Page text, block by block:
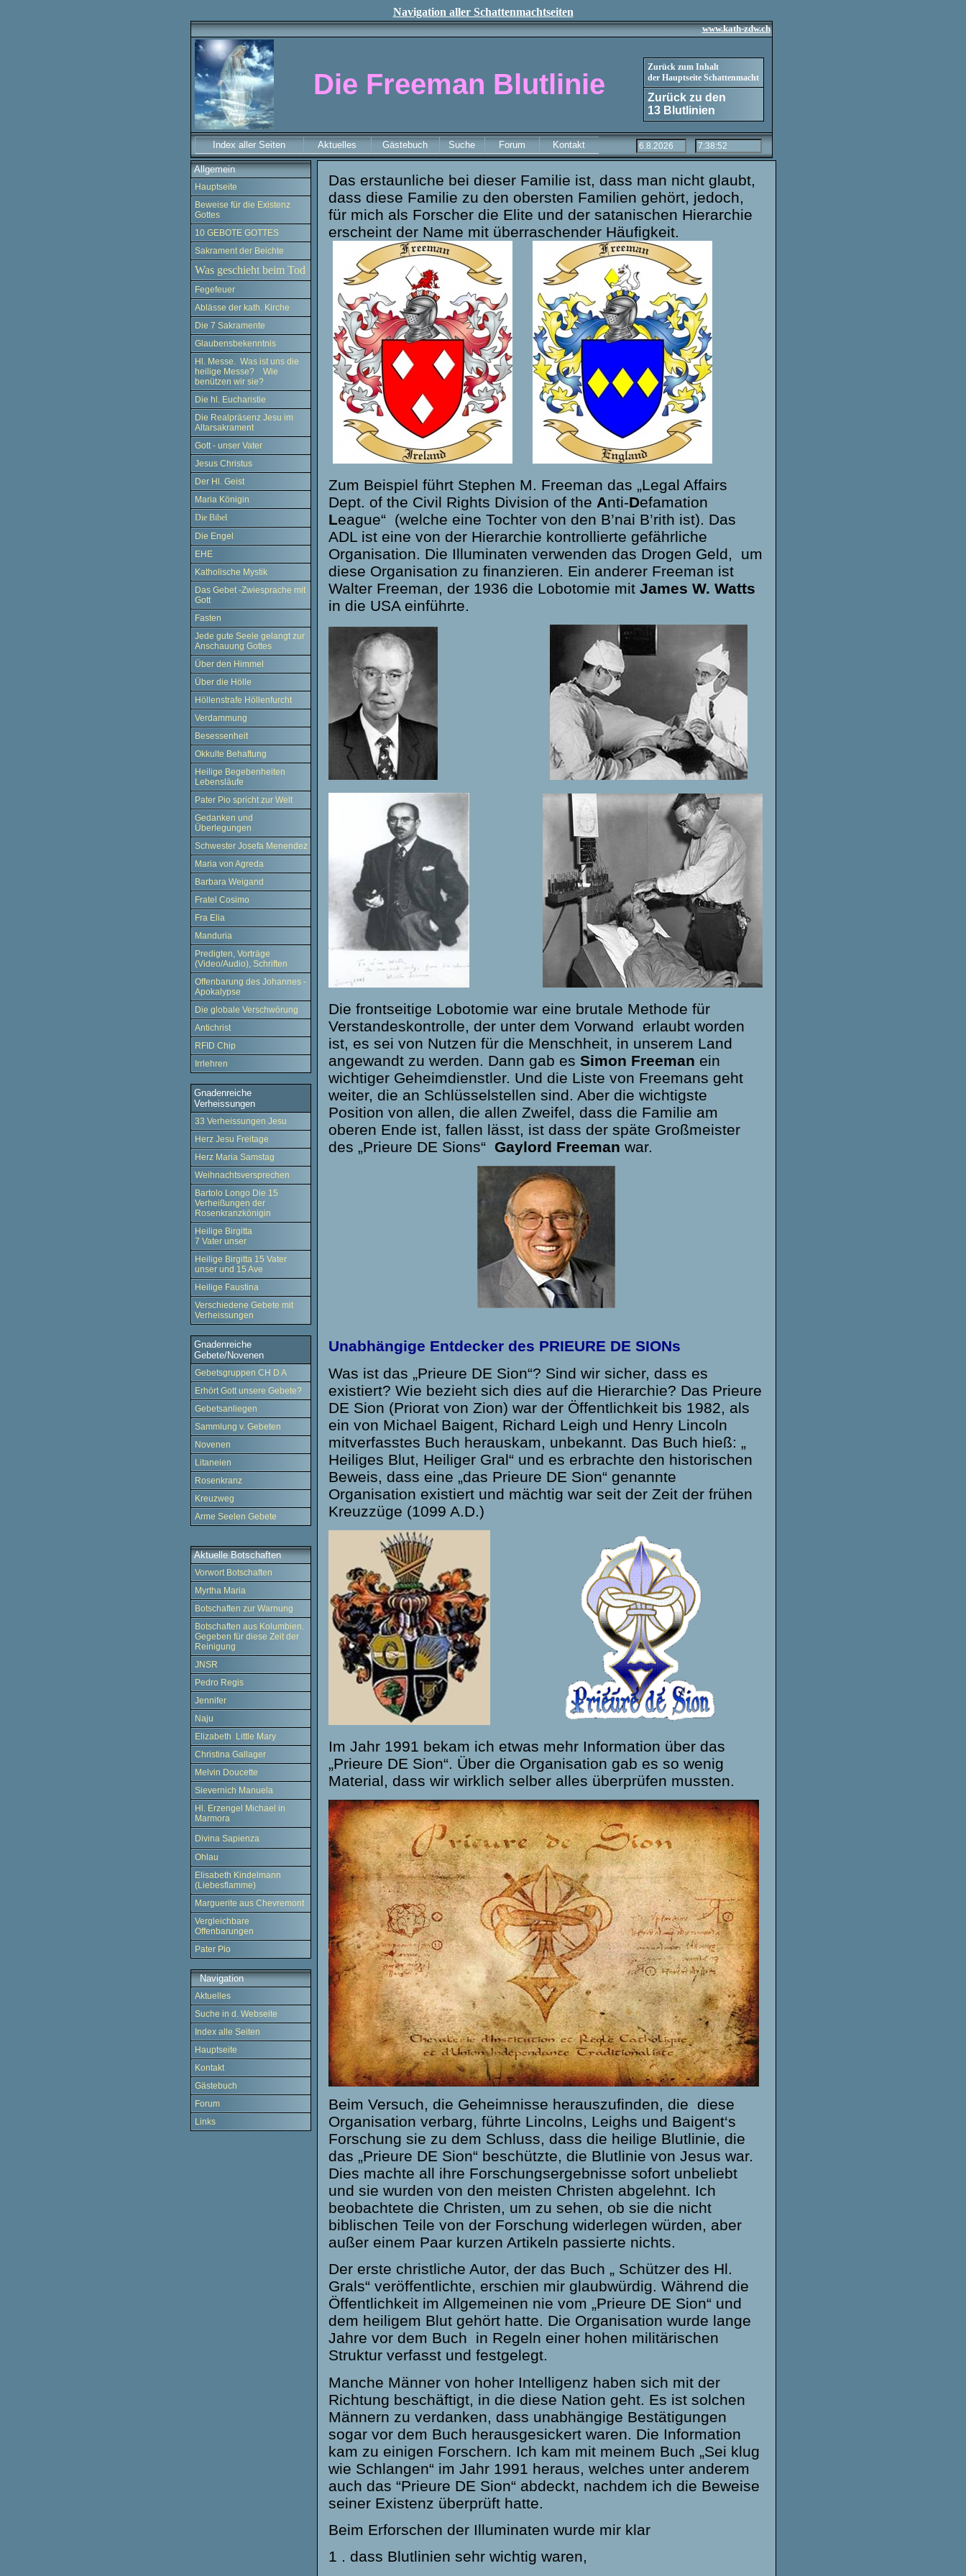
Navigation aller Schattenmachtseiten
www.kath-zdw.ch
Die Freeman Blutlinie
Zurück zum Inhalt
der Hauptseite Schattenmacht
Zurück zu den
13 Blutlinien
Index aller Seiten Aktuelles Gästebuch Suche Forum Kontakt
Allgemein
Hauptseite
Beweise für die Existenz
Gottes
10 GEBOTE GOTTES
Sakrament der Beichte
Was geschieht beim Tod
Fegefeuer
Ablässe der kath. Kirche
Die 7 Sakramente
Glaubensbekenntnis
Hl. Messe. Was ist uns die
heilige Messe? Wie
benützen wir sie?
Die hl. Eucharistie
Die Realpräsenz Jesu im
Altarsakrament
Gott - unser Vater
Jesus Christus
Der Hl. Geist
Maria Königin
Die Bibel
Die Engel
EHE
Katholische Mystik
Das Gebet -Zwiesprache mit
Gott
Fasten
Jede gute Seele gelangt zur
Anschauung Gottes
Über den Himmel
Über die Hölle
Höllenstrafe Höllenfurcht
Verdammung
Besessenheit
Okkulte Behaftung
Heilige Begebenheiten
Lebensläufe
Pater Pio spricht zur Welt
Gedanken und
Überlegungen
Schwester Josefa Menendez
Maria von Agreda
Barbara Weigand
Fratel Cosimo
Fra Elia
Manduria
Predigten, Vorträge
(Video/Audio), Schriften
Offenbarung des Johannes -
Apokalypse
Die globale Verschwörung
Antichrist
RFID Chip
Irrlehren
Gnadenreiche
Verheissungen
33 Verheissungen Jesu
Herz Jesu Freitage
Herz Maria Samstag
Weihnachtsversprechen
Bartolo Longo Die 15
Verheißungen der
Rosenkranzkönigin
Heilige Birgitta
7 Vater unser
Heilige Birgitta 15 Vater
unser und 15 Ave
Heilige Faustina
Verschiedene Gebete mit
Verheissungen
Gnadenreiche
Gebete/Novenen
Gebetsgruppen CH D A
Erhört Gott unsere Gebete?
Gebetsanliegen
Sammlung v. Gebeten
Novenen
Litaneien
Rosenkranz
Kreuzweg
Arme Seelen Gebete
Aktuelle Botschaften
Vorwort Botschaften
Myrtha Maria
Botschaften zur Warnung
Botschaften aus Kolumbien.
Gegeben für diese Zeit der
Reinigung
JNSR
Pedro Regis
Jennifer
Naju
Elizabeth Little Mary
Christina Gallager
Melvin Doucette
Sievernich Manuela
Hl. Erzengel Michael in
Marmora
Divina Sapienza
Ohlau
Elisabeth Kindelmann
(Liebesflamme)
Marguerite aus Chevremont
Vergleichbare
Offenbarungen
Pater Pio
Navigation
Aktuelles
Suche in d. Webseite
Index alle Seiten
Hauptseite
Kontakt
Gästebuch
Forum
Links
Das erstaunliche bei dieser Familie ist, dass man nicht glaubt,
dass diese Familie zu den obersten Familien gehört, jedoch,
für mich als Forscher die Elite und der satanischen Hierarchie
erscheint der Name mit überraschender Häufigkeit.
Zum Beispiel führt Stephen M. Freeman das „Legal Affairs
Dept. of the Civil Rights Division of the Anti-Defamation
League“ (welche eine Tochter von den B’nai B’rith ist). Das
ADL ist eine von der Hierarchie kontrollierte gefährliche
Organisation. Die Illuminaten verwenden das Drogen Geld, um
diese Organisation zu finanzieren. Ein anderer Freeman ist
Walter Freeman, der 1936 die Lobotomie mit James W. Watts
in die USA einführte.
Die frontseitige Lobotomie war eine brutale Methode für
Verstandeskontrolle, der unter dem Vorwand erlaubt worden
ist, es sei von Nutzen für die Menschheit, in unserem Land
angewandt zu werden. Dann gab es Simon Freeman ein
wichtiger Geheimdienstler. Und die Liste von Freemans geht
weiter, die an Schlüsselstellen sind. Aber die wichtigste
Position von allen, die allen Zweifel, dass die Familie am
oberen Ende ist, fallen lässt, ist dass der späte Großmeister
des „Prieure DE Sions“ Gaylord Freeman war.
Unabhängige Entdecker des PRIEURE DE SIONs
Was ist das „Prieure DE Sion“? Sind wir sicher, dass es
existiert? Wie bezieht sich dies auf die Hierarchie? Das Prieure
DE Sion (Priorat von Zion) war der Öffentlichkeit bis 1982, als
ein von Michael Baigent, Richard Leigh und Henry Lincoln
mitverfasstes Buch herauskam, unbekannt. Das Buch hieß: „
Heiliges Blut, Heiliger Gral“ und es erbrachte den historischen
Beweis, dass eine „das Prieure DE Sion“ genannte
Organisation existiert und mächtig war seit der Zeit der frühen
Kreuzzüge (1099 A.D.)
Im Jahr 1991 bekam ich etwas mehr Information über das
„Prieure DE Sion“. Über die Organisation gab es so wenig
Material, dass wir wirklich selber alles überprüfen mussten.
Beim Versuch, die Geheimnisse herauszufinden, die diese
Organisation verbarg, führte Lincolns, Leighs und Baigent‘s
Forschung sie zu dem Schluss, dass die heilige Blutlinie, die
das „Prieure DE Sion“ beschützte, die Blutlinie von Jesus war.
Dies machte all ihre Forschungsergebnisse sofort unbeliebt
und sie wurden von den meisten Christen abgelehnt. Ich
beobachtete die Christen, um zu sehen, ob sie die nicht
biblischen Teile von der Forschung widerlegen würden, aber
außer einem Paar kurzen Artikeln passierte nichts.
Der erste christliche Autor, der das Buch „ Schützer des Hl.
Grals“ veröffentlichte, erschien mir glaubwürdig. Während die
Öffentlichkeit im Allgemeinen nie vom „Prieure DE Sion“ und
dem heiligem Blut gehört hatte. Die Organisation wurde lange
Jahre vor dem Buch in Regeln einer hohen militärischen
Struktur verfasst und festgelegt.
Manche Männer von hoher Intelligenz haben sich mit der
Richtung beschäftigt, in die diese Nation geht. Es ist solchen
Männern zu verdanken, dass unabhängige Bestätigungen
sogar vor dem Buch herausgesickert waren. Die Information
kam zu einigen Forschern. Ich kam mit meinem Buch „Sei klug
wie Schlangen“ im Jahr 1991 heraus, welches unter anderem
auch das “Prieure DE Sion“ abdeckt, nachdem ich die Beweise
seiner Existenz überprüft hatte.
Beim Erforschen der Illuminaten wurde mir klar
1 . dass Blutlinien sehr wichtig waren,